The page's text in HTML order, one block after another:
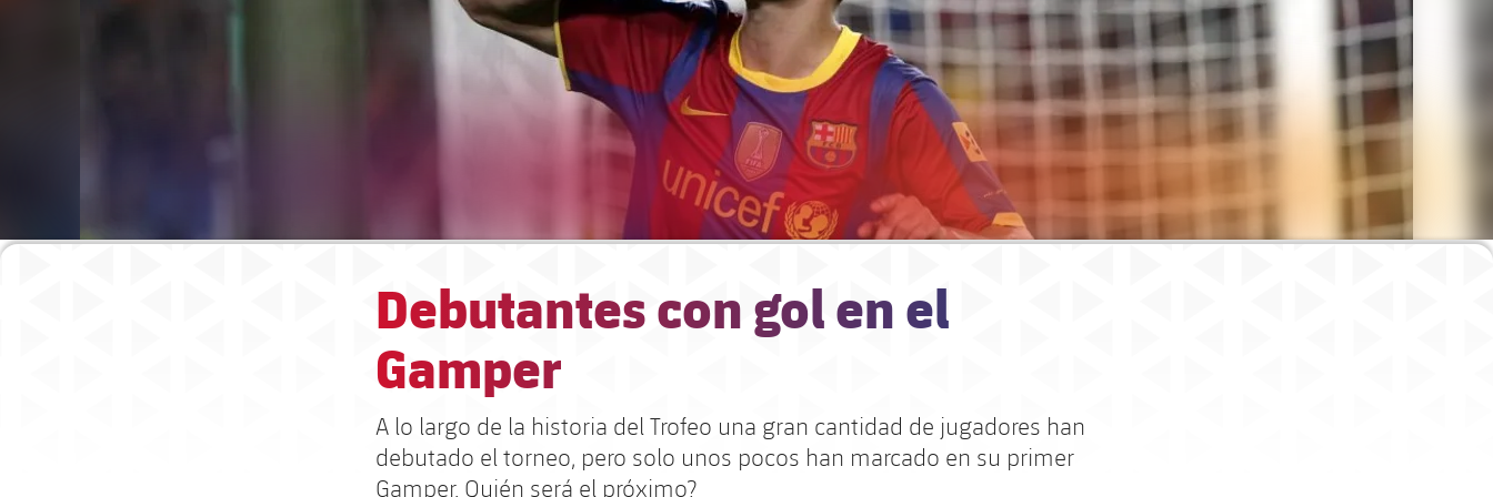
Debutantes con gol en el
Gamper
A lo largo de la historia del Trofeo una gran cantidad de jugadores han
debutado el torneo, pero solo unos pocos han marcado en su primer
Gamper. Quién será el próximo?